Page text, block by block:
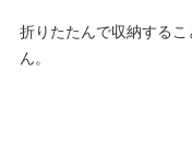
折りたたんで収納する
ん。